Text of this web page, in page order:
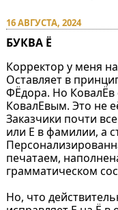
16 АВГУСТА, 2024
БУКВА Ё
Корректор у меня
Оставляет в
ФЁдора. Но КовалЁв
КовалЕвым. Это не
Заказчики почти
или Е в фамилии, а
печатаем,
грамматическом
Но, что